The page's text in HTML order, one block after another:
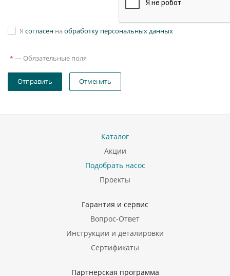
Я согласен на обработку персональных данных
* — Обязательные поля
Отправить Отменить
Каталог
Акции
Подобрать насос
Проекты
Гарантия и сервис
Вопрос-Ответ
Инструкции и деталировки
Сертификаты
Партнерская программа